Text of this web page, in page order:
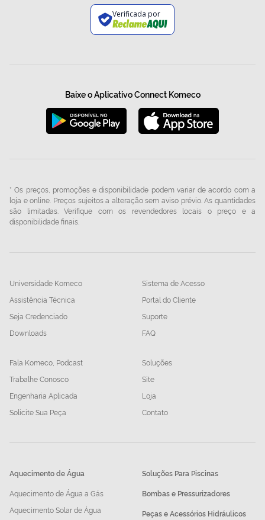
Verificada por
Baixe o Aplicativo Connect Komeco
* Os preços, promoções e disponibilidade podem variar de acordo com a
loja e online. Preços sujeitos a alteração sem aviso prévio. As quantidades
são limitadas. Verifique com os revendedores locais o preço e a
disponibilidade finais.
Universidade Komeco
Assistência Técnica
Seja Credenciado
Downloads
Sistema de Acesso
Portal do Cliente
Suporte
FAQ
Fala Komeco, Podcast
Trabalhe Conosco
Engenharia Aplicada
Solicite Sua Peça
Soluções
Site
Loja
Contato
Aquecimento de Água
Aquecimento de Água a Gás
Aquecimento Solar de Água
Soluções Para Piscinas
Bombas e Pressurizadores
Peças e Acessórios Hidráulicos